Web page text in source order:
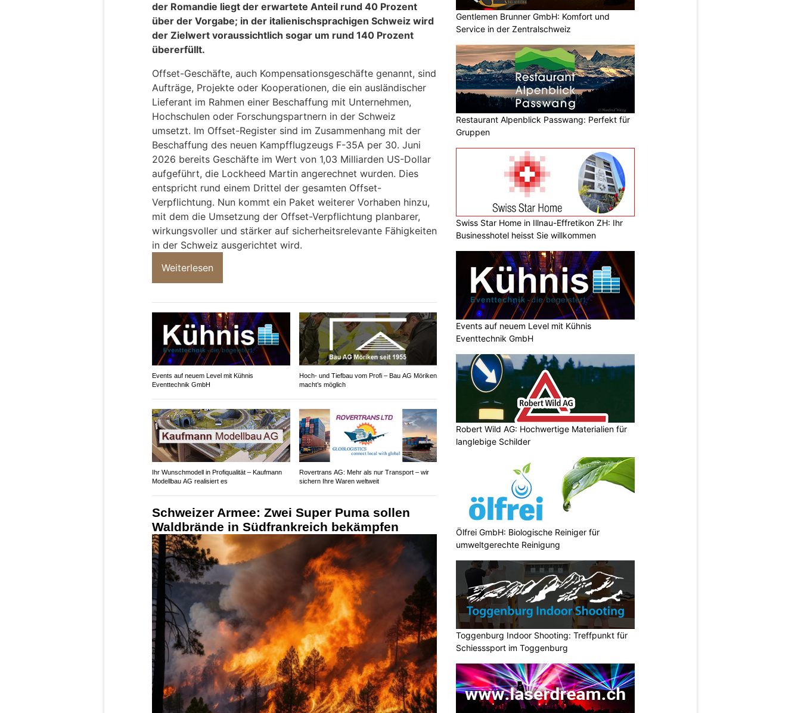
der Romandie liegt der erwartete Anteil rund 40 Prozent
über der Vorgabe; in der italienischsprachigen Schweiz wird
der Zielwert voraussichtlich sogar um rund 140 Prozent
übererfüllt.
Offset-Geschäfte, auch Kompensationsgeschäfte genannt, sind
Aufträge, Projekte oder Kooperationen, die ein ausländischer
Lieferant im Rahmen einer Beschaffung mit Unternehmen,
Hochschulen oder Forschungspartnern in der Schweiz
umsetzt. Im Offset-Register sind im Zusammenhang mit der
Beschaffung des neuen Kampfflugzeugs F-35A per 30. Juni
2026 bereits Geschäfte im Wert von 1,03 Milliarden US-Dollar
aufgeführt, die Lockheed Martin angerechnet wurden. Dies
entspricht rund einem Drittel der gesamten Offset-
Verpflichtung. Nun kommt ein Paket weiterer Vorhaben hinzu,
mit dem die Umsetzung der Offset-Verpflichtung planbarer,
wirkungsvoller und stärker auf sicherheitsrelevante Fähigkeiten
in der Schweiz ausgerichtet wird.
Weiterlesen
Events auf neuem Level mit Kühnis
Eventtechnik GmbH
Hoch- und Tiefbau vom Profi – Bau AG Möriken
macht’s möglich
Ihr Wunschmodell in Profiqualität – Kaufmann
Modellbau AG realisiert es
Rovertrans AG: Mehr als nur Transport – wir
sichern Ihre Waren weltweit
Schweizer Armee: Zwei Super Puma sollen
Waldbrände in Südfrankreich bekämpfen
Gentlemen Brunner GmbH: Komfort und
Service in der Zentralschweiz
Restaurant Alpenblick Passwang: Perfekt für
Gruppen
Swiss Star Home in Illnau-Effretikon ZH: Ihr
Businesshotel heisst Sie willkommen
Events auf neuem Level mit Kühnis
Eventtechnik GmbH
Robert Wild AG: Hochwertige Materialien für
langlebige Schilder
Ölfrei GmbH: Biologische Reiniger für
umweltgerechte Reinigung
Toggenburg Indoor Shooting: Treffpunkt für
Schiesssport im Toggenburg